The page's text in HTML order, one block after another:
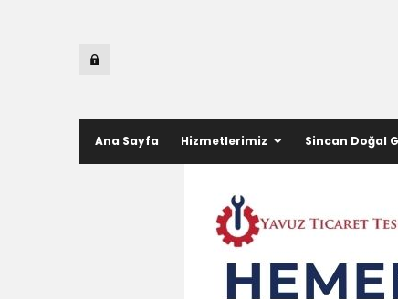
Ana Sayfa Hizmetlerimiz Sincan Doğal